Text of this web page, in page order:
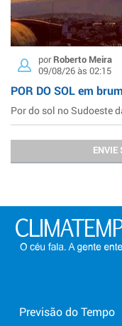
porRoberto Meira
09/08/26 às 02:15
POR DO SOL em
Por do sol no Sudoeste
ENVIE
Previsão do Tempo